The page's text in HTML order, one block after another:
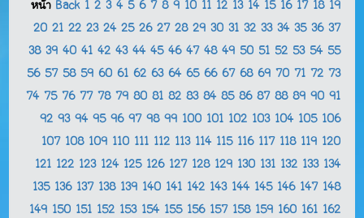
หน้า Back 1 2 3 4 5 6 7 8 9 10 11 12 13 14 15 16 17 18 19
20 21 22 23 24 25 26 27 28 29 30 31 32 33 34 35 36 37
38 39 40 41 42 43 44 45 46 47 48 49 50 51 52 53 54 55
56 57 58 59 60 61 62 63 64 65 66 67 68 69 70 71 72 73
74 75 76 77 78 79 80 81 82 83 84 85 86 87 88 89 90 91
92 93 94 95 96 97 98 99 100 101 102 103 104 105 106
107 108 109 110 111 112 113 114 115 116 117 118 119 120
121 122 123 124 125 126 127 128 129 130 131 132 133 134
135 136 137 138 139 140 141 142 143 144 145 146 147 148
149 150 151 152 153 154 155 156 157 158 159 160 161 162